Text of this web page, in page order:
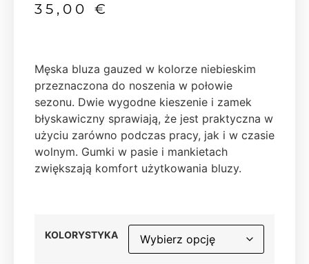
35,00 €
Męska bluza gauzed w kolorze niebieskim
przeznaczona do noszenia w połowie
sezonu. Dwie wygodne kieszenie i zamek
błyskawiczny sprawiają, że jest praktyczna w
użyciu zarówno podczas pracy, jak i w czasie
wolnym. Gumki w pasie i mankietach
zwiększają komfort użytkowania bluzy.
KOLORYSTYKA